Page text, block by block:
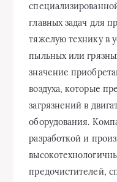
главных задач для
тяжелую технику в
пыльных или
значение
воздуха, которые
загрязнений в
оборудования.
разработкой и
предочистителей,